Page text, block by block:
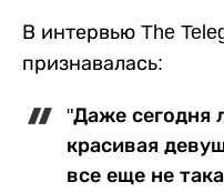
В интервью The
признавалась:
"Даже сегодня
красивая
все еще не